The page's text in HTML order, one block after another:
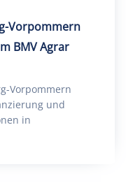
Vorpommern
BMV Agrar
Vorpommern
und
in